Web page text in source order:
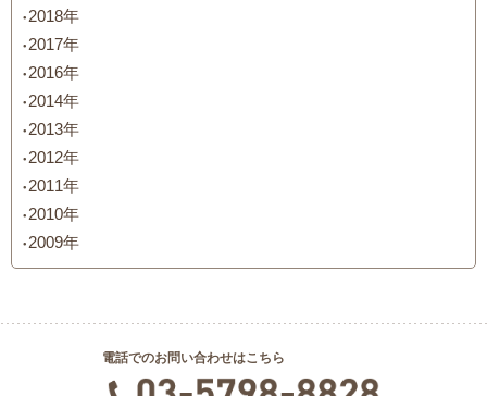
2018年
2017年
2016年
2014年
2013年
2012年
2011年
2010年
2009年
電話でのお問い合わせはこちら